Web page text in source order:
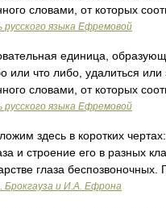
словами, от которых
языка Ефремовой
единица,
или что либо, удалиться или
словами, от которых
языка Ефремовой
здесь в коротких
и строение его в разных
глаза
Брокгауза и И.А. Ефрона